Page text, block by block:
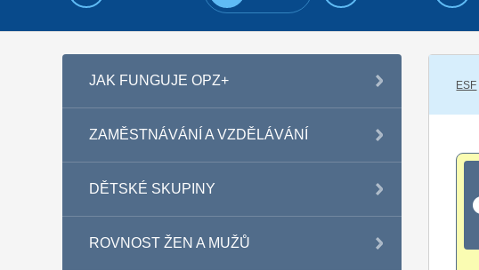
JAK FUNGUJE OPZ+
ZAMĚSTNÁVÁNÍ A VZDĚLÁVÁNÍ
DĚTSKÉ SKUPINY
ROVNOST ŽEN A MUŽŮ
ESF